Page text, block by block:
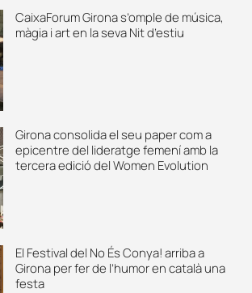
CaixaForum Girona s’omple de música,
màgia i art en la seva Nit d’estiu
Girona consolida el seu paper com a
epicentre del lideratge femení amb la
tercera edició del Women Evolution
El Festival del No És Conya! arriba a
Girona per fer de l’humor en català una
festa